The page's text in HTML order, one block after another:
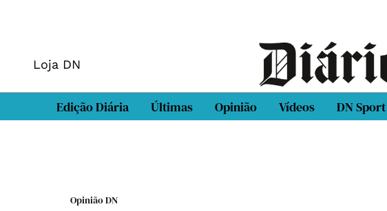
Loja DN
Edição Diária Últimas Opinião Vídeos DN Sport
Opinião DN